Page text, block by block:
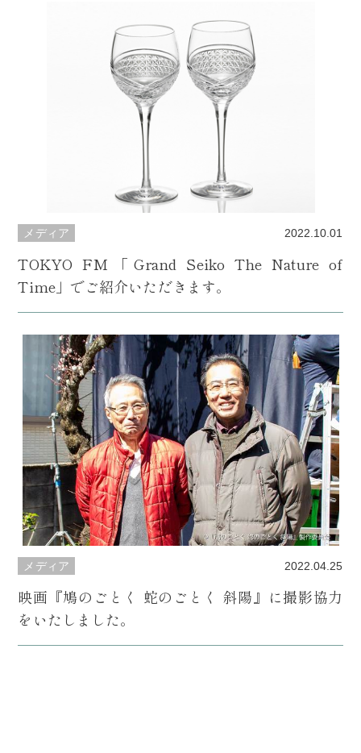
メディア 2022.10.01
TOKYO FM「Grand Seiko The Nature of
Time」でご紹介いただきます。
メディア 2022.04.25
映画『鳩のごとく 蛇のごとく 斜陽』に撮影協力
をいたしました。